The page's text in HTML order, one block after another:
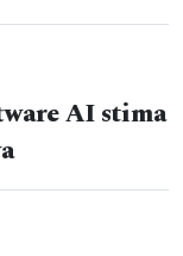
AI stima